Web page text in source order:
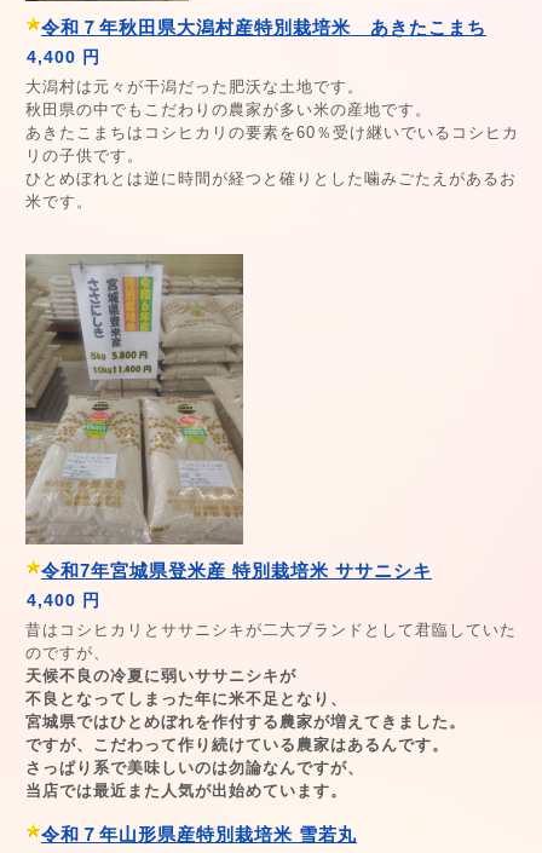
令和７年秋田県大潟村産特別栽培米 あきたこまち
4,400 円
大潟村は元々が干潟だった肥沃な土地です。
秋田県の中でもこだわりの農家が多い米の産地です。
あきたこまちはコシヒカリの要素を60％受け継いでいるコシヒカ
リの子供です。
ひとめぼれとは逆に時間が経つと確りとした噛みごたえがあるお
米です。
令和7年宮城県登米産 特別栽培米 ササニシキ
4,400 円
昔はコシヒカリとササニシキが二大ブランドとして君臨していた
のですが、
天候不良の冷夏に弱いササニシキが
不良となってしまった年に米不足となり、
宮城県ではひとめぼれを作付する農家が増えてきました。
ですが、こだわって作り続けている農家はあるんです。
さっぱり系で美味しいのは勿論なんですが、
当店では最近 また人気が出始めています。
令和７年山形県産特別栽培米 雪若丸